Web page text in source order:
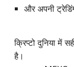
और अपनी
क्रिप्टो दुनिया में
है।